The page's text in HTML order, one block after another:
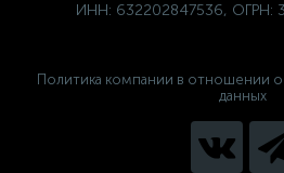
ИНН: 632202847536, ОГРН:
Политика компании в отношении
данных